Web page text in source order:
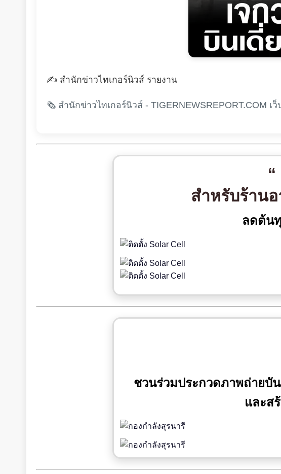
✍️ สำนักข่าวไทเกอร์นิวส์ รายงาน
🗞️ สำนักข่าวไทเกอร์นิวส์ - TIGERNEWSREPORT.COM
สำหรับร้าน
ลดต้น
ชวนร่วมประกวดภาพถ่ายบั
และส